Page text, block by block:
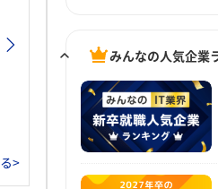
>
みんなの人気企業